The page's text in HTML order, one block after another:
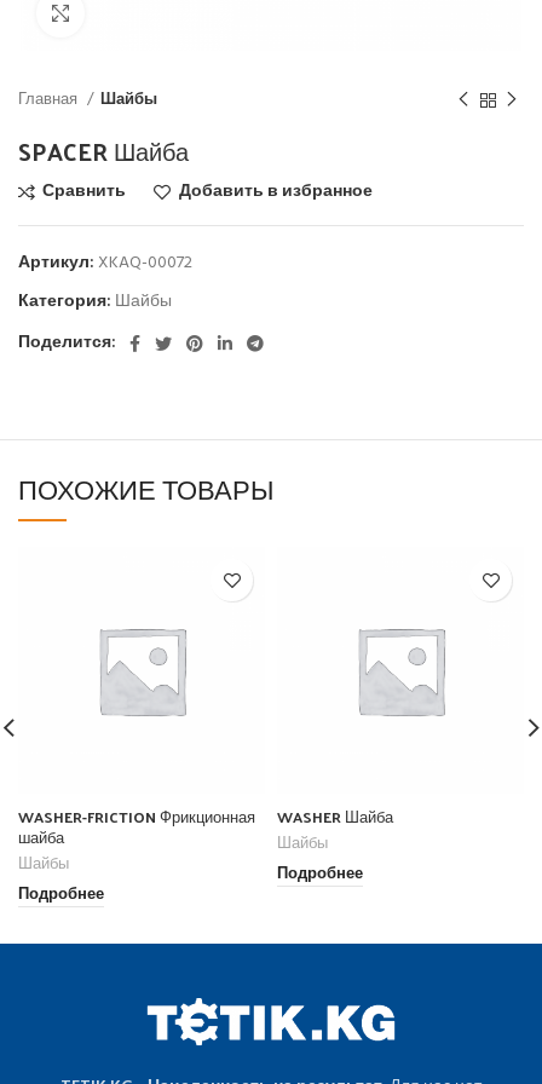
Главная Шайбы
SPACER Шайба
Сравнить Добавить в избранное
Артикул: XKAQ-00072
Категория: Шайбы
Поделится:
ПОХОЖИЕ ТОВАРЫ
WASHER-FRICTION Фрикционная
шайба
Шайбы
Подробнее
WASHER Шайба
Шайбы
Подробнее